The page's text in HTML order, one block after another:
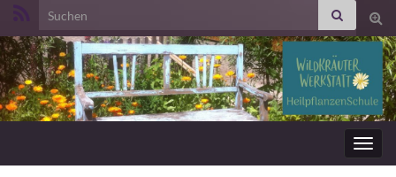
Search for: